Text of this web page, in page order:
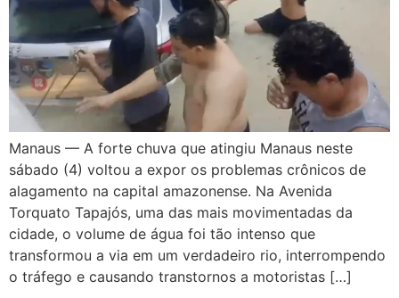
Manaus — A forte chuva que atingiu Manaus neste
sábado (4) voltou a expor os problemas crônicos de
alagamento na capital amazonense. Na Avenida
Torquato Tapajós, uma das mais movimentadas da
cidade, o volume de água foi tão intenso que
transformou a via em um verdadeiro rio, interrompendo
o tráfego e causando transtornos a motoristas […]